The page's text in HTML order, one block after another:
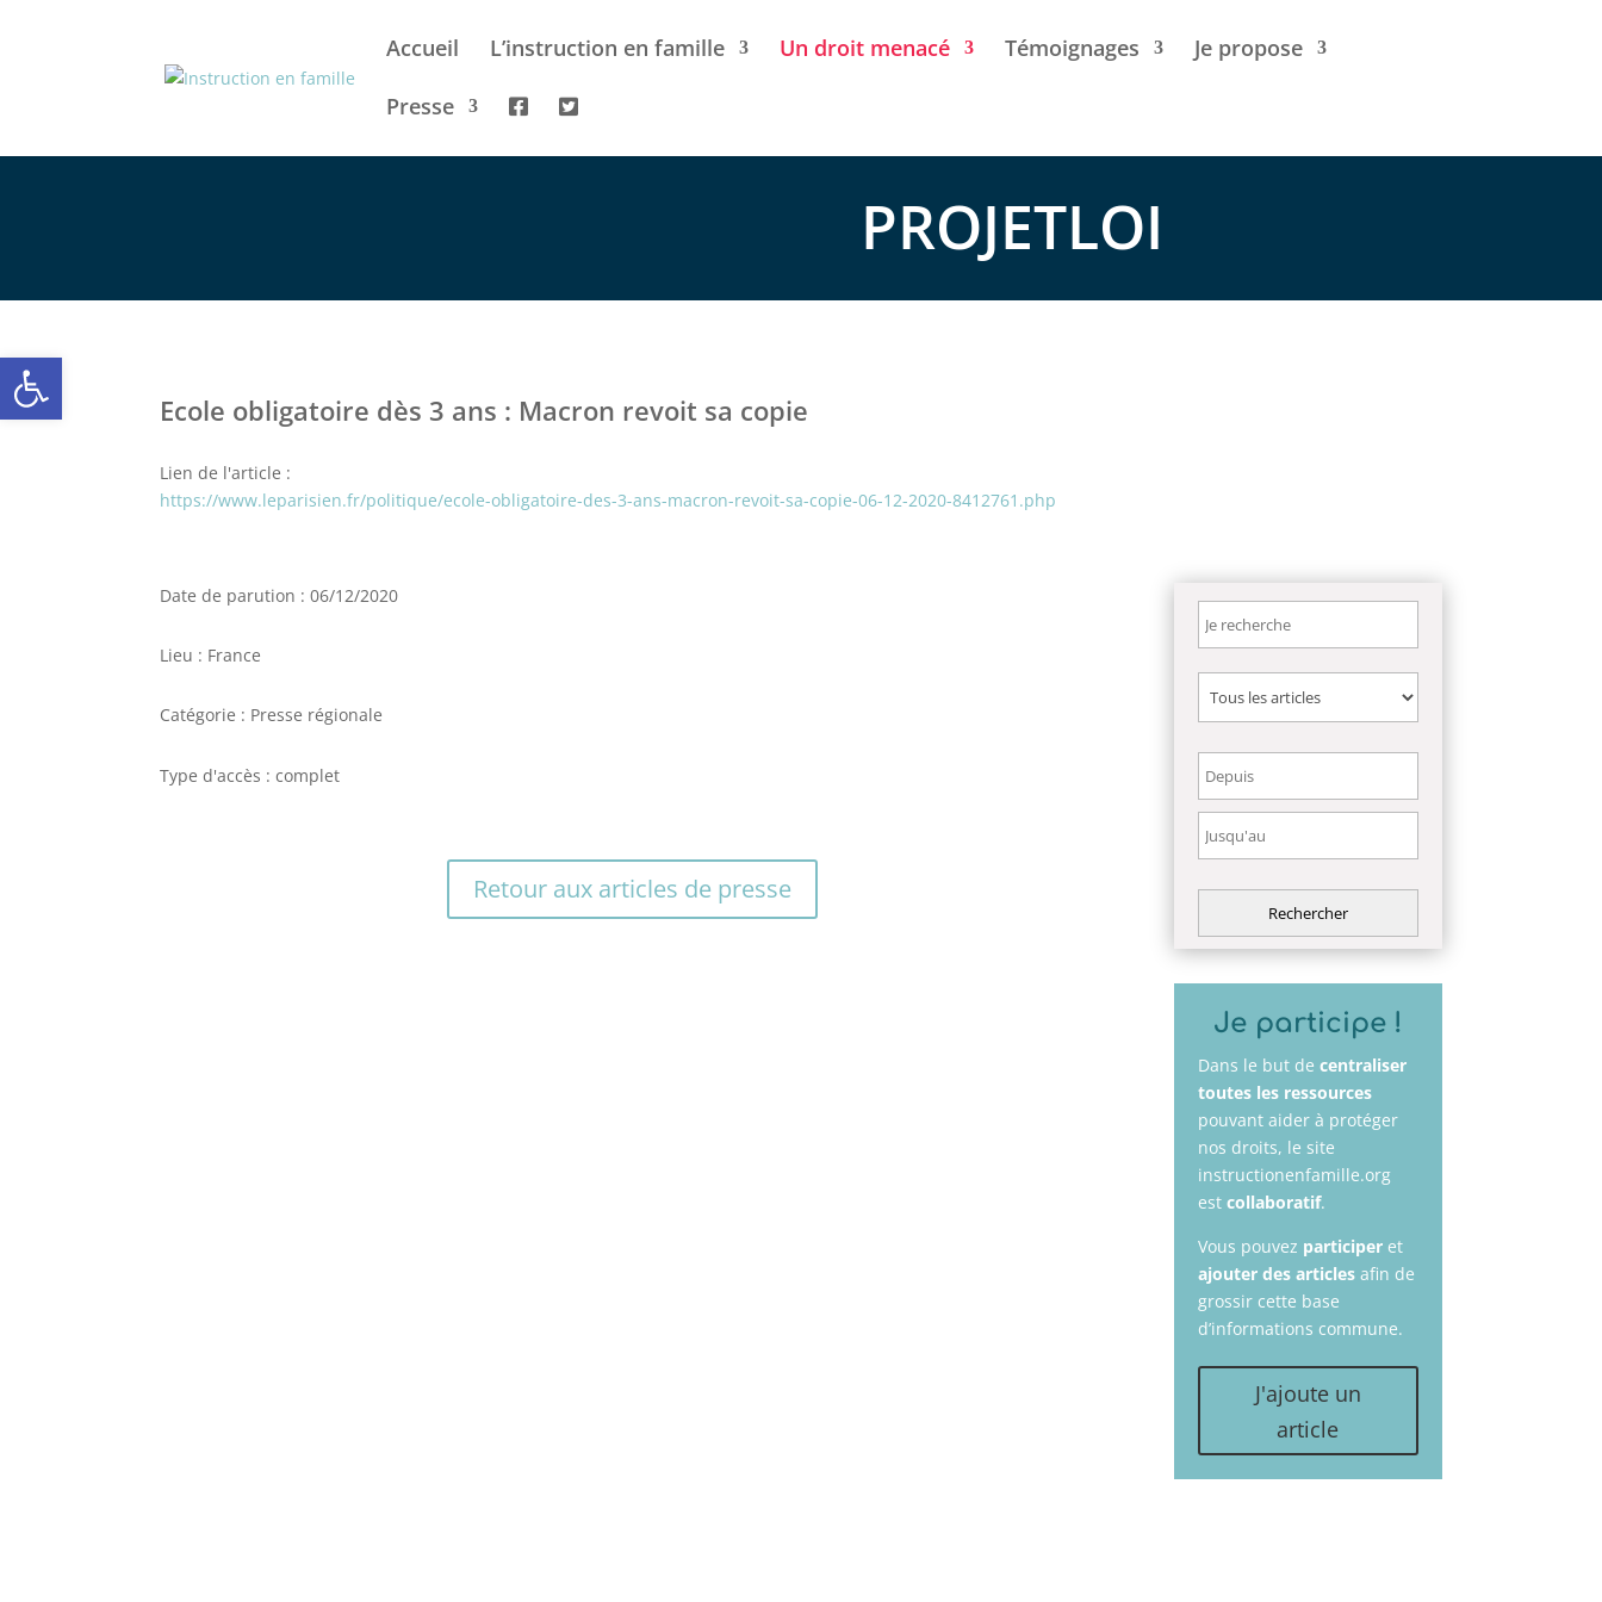
Ouvrir la barre d’outils
Accueil L’instruction en famille Un droit menacé Témoignages Je propose
Presse
PROJETLOI
Ecole obligatoire dès 3 ans : Macron revoit sa copie
Lien de l'article :
https://www.leparisien.fr/politique/ecole-obligatoire-des-3-ans-macron-revoit-sa-copie-06-12-2020-8412761.php
Date de parution : 06/12/2020
Lieu : France
Catégorie : Presse régionale
Type d'accès : complet
Retour aux articles de presse
Je participe !
Dans le but decentraliser
toutes les ressources
pouvant aider à protéger
nos droits, le site
instructionenfamille.org
estcollaboratif.
Vous pouvez participer et
ajouter des articles afin de
grossir cette base
d’informations commune.
J'ajoute un
article